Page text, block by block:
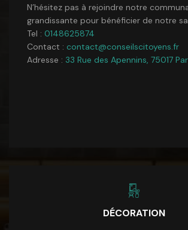
N’hésitez pas à rejoindre notre
grandissante pour bénéficier de notre
Tel : 0148625874
Contact : contact@conseilscitoyens.fr
Adresse : 33 Rue des Apennins, 75017
DÉCORATION